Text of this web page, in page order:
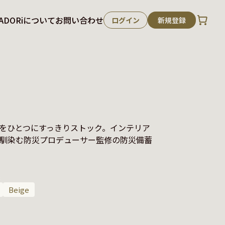
についてお問い合わせ ログイン 新規登録
ひとつにすっきりストック。インテリア
染む防災プロデューサー監修の防災備蓄
Beige